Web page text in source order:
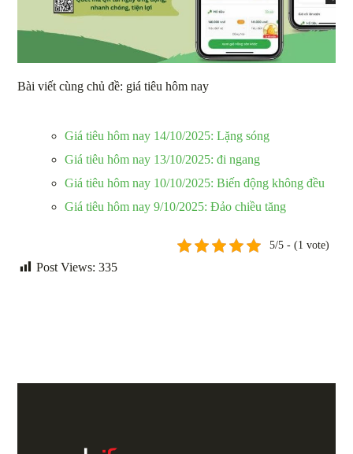
Bài viết cùng chủ đề: giá tiêu hôm nay
Giá tiêu hôm nay 14/10/2025: Lặng sóng
Giá tiêu hôm nay 13/10/2025: đi ngang
Giá tiêu hôm nay 10/10/2025: Biến động không đều
Giá tiêu hôm nay 9/10/2025: Đảo chiều tăng
5/5 - (1 vote)
Post Views: 335